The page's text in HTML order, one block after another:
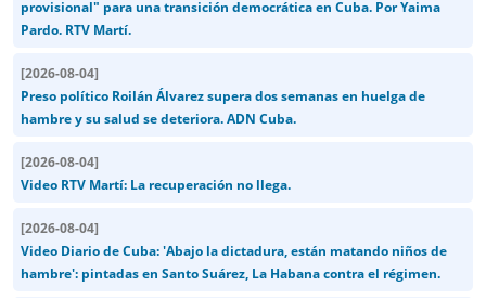
provisional" para una transición democrática en Cuba. Por Yaima
Pardo. RTV Martí.
[2026-08-04]
Preso político Roilán Álvarez supera dos semanas en huelga de
hambre y su salud se deteriora. ADN Cuba.
[2026-08-04]
Video RTV Martí: La recuperación no llega.
[2026-08-04]
Video Diario de Cuba: 'Abajo la dictadura, están matando niños de
hambre': pintadas en Santo Suárez, La Habana contra el régimen.